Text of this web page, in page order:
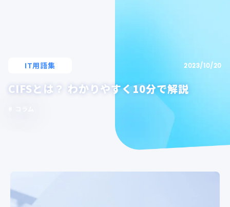
IT用語集 2023/10/20
CIFSとは？ わかりやすく10分で解説